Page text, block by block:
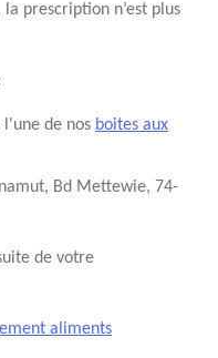
la prescription n’est plus
l'une de nos boites aux
Bd Mettewie, 74-
de votre
aliments